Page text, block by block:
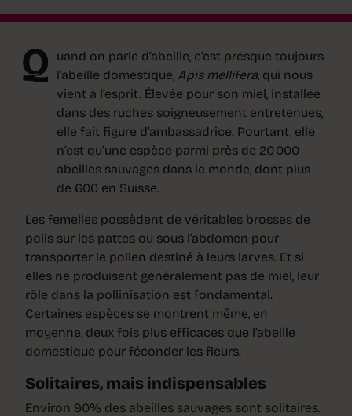
Q
uand on parle d’abeille, c’est presque toujours
l’abeille domestique, Apis mellifera, qui nous
vient à l’esprit. Élevée pour son miel, installée
dans des ruches soigneusement entretenues,
elle fait figure d’ambassadrice. Pourtant, elle
n’est qu’une espèce parmi près de 20 000
abeilles sauvages dans le monde, dont plus
de 600 en Suisse.
Les femelles possèdent de véritables brosses de
poils sur les pattes ou sous l’abdomen pour
transporter le pollen destiné à leurs larves. Et si
elles ne produisent généralement pas de miel, leur
rôle dans la pollinisation est fondamental.
Certaines espèces se montrent même, en
moyenne, deux fois plus efficaces que l’abeille
domestique pour féconder les fleurs.
Solitaires, mais indispensables
Environ 90% des abeilles sauvages sont solitaires.